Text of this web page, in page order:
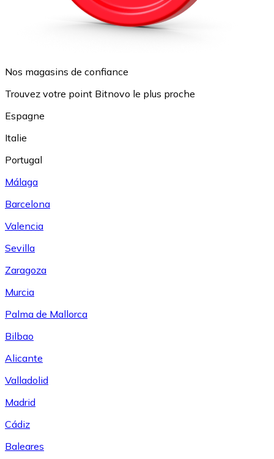
Nos magasins de confiance
Trouvez votre point Bitnovo le plus proche
Espagne
Italie
Portugal
Málaga
Barcelona
Valencia
Sevilla
Zaragoza
Murcia
Palma de Mallorca
Bilbao
Alicante
Valladolid
Madrid
Cádiz
Baleares